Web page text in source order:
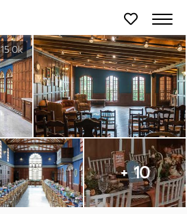
15.0k
+ 10